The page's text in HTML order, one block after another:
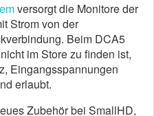
versorgt die Monitore der
Strom von der
Beim DCA5
im Store zu finden ist,
Eingangsspannungen
erlaubt.
Zubehör bei SmallHD,